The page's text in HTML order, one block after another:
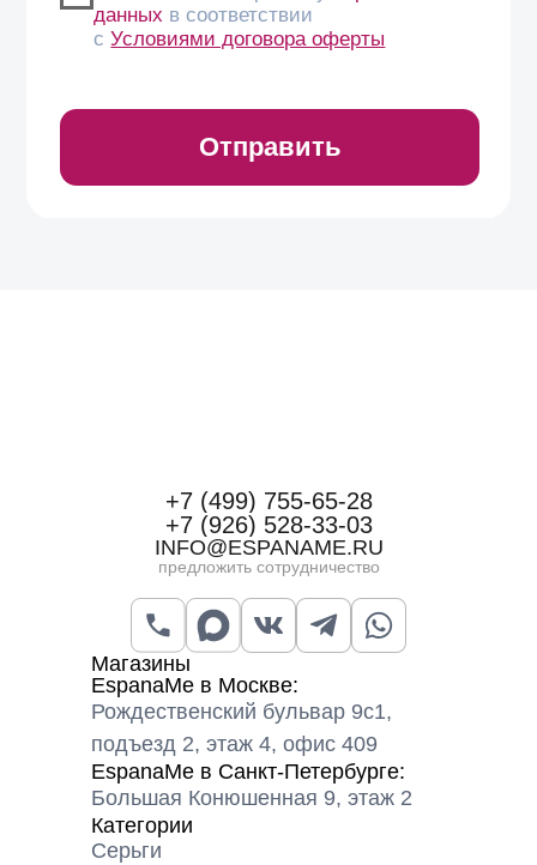
Магазины
EspanaMe в Москве:
Рождественский бульвар 9с1,
подъезд 2, этаж 4, офис 409
EspanaMe в Санкт-Петербурге:
Большая Конюшенная 9, этаж 2
Категории
Серьги
+7 (499) 755-65-28
+7 (926) 528-33-03
INFO@ESPANAME.RU
предложить сотрудничество